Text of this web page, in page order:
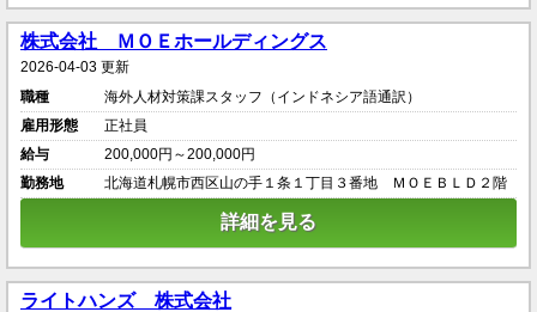
株式会社 ＭＯＥホールディングス
2026-04-03 更新
職種
海外人材対策課スタッフ（インドネシア語通訳）
雇用形態
正社員
給与
200,000円～200,000円
勤務地
北海道札幌市西区山の手１条１丁目３番地 ＭＯＥＢＬＤ２階
詳細を見る
ライトハンズ 株式会社